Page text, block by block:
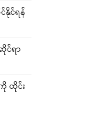
နိုင်ရန်
င်ရာ
ထိုင်း